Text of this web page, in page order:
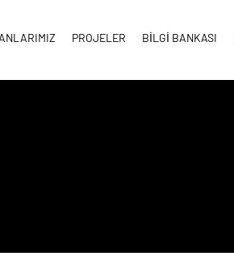
PROJELER BİLGİ BANKASI